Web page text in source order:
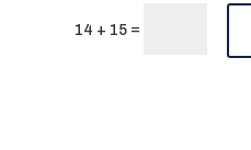
14 + 15=